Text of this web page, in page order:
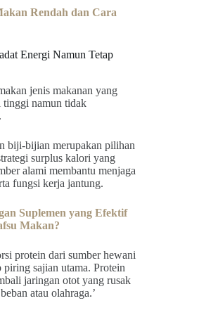
Rendah dan Cara
Energi Namun Tetap
jenis makanan yang
tinggi namun tidak
biji-bijian merupakan pilihan
surplus kalori yang
alami membantu menjaga
fungsi kerja jantung.
Suplemen yang Efektif
Makan?
protein dari sumber hewani
piring sajian utama. Protein
jaringan otot yang rusak
atau olahraga.’